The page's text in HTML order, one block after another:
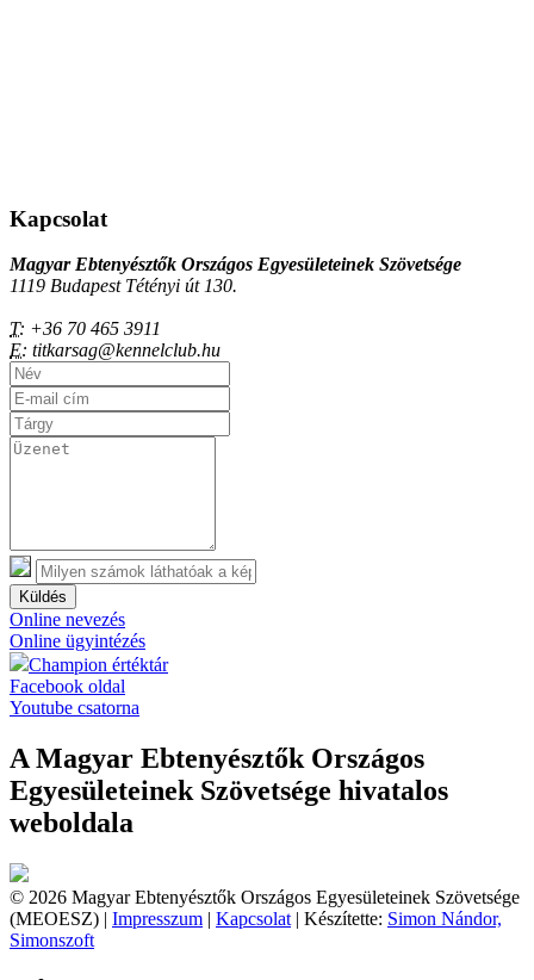
Kapcsolat
Magyar Ebtenyésztők Országos Egyesületeinek Szövetsége
1119 Budapest Tétényi út 130.
T: +36 70 465 3911
E: titkarsag@kennelclub.hu
Küldés
Online nevezés
Online ügyintézés
Champion értéktár
Facebook oldal
Youtube csatorna
A Magyar Ebtenyésztők Országos
Egyesületeinek Szövetsége hivatalos
weboldala
© 2026 Magyar Ebtenyésztők Országos Egyesületeinek Szövetsége
(MEOESZ) | Impresszum | Kapcsolat | Készítette: Simon Nándor,
Simonszoft